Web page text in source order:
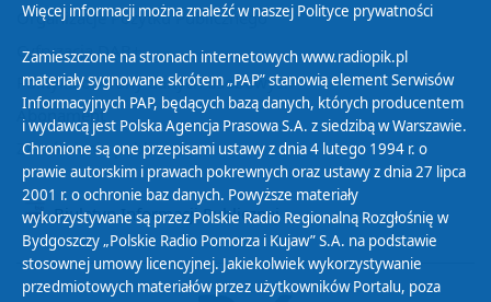
Organizacje Pożytku Publicznego
Cyfryzacja DAB+
Polityka ochrony danych osobowych
Abonament
Zamówienia publiczne
Biuletyn Informacji Publicznej
Więcej informacji można znaleźć w naszej Polityce prywatności
Zamieszczone na stronach internetowych www.radiopik.pl
materiały sygnowane skrótem „PAP” stanowią element Serwisów
Informacyjnych PAP, będących bazą danych, których producentem
i wydawcą jest Polska Agencja Prasowa S.A. z siedzibą w Warszawie.
Chronione są one przepisami ustawy z dnia 4 lutego 1994 r. o
prawie autorskim i prawach pokrewnych oraz ustawy z dnia 27 lipca
2001 r. o ochronie baz danych. Powyższe materiały
wykorzystywane są przez Polskie Radio Regionalną Rozgłośnię w
Bydgoszczy „Polskie Radio Pomorza i Kujaw” S.A. na podstawie
stosownej umowy licencyjnej. Jakiekolwiek wykorzystywanie
przedmiotowych materiałów przez użytkowników Portalu, poza